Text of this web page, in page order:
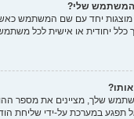
המשתמש שלי?
מוצגות יחד עם שם המשתמש
כלל יחודית או אישית לכל
שלך, מציינים את מספר
במערכת על-ידי שליחת